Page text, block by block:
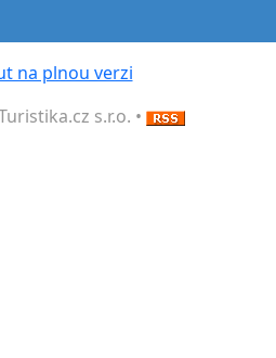
na plnou verzi
s.r.o. •